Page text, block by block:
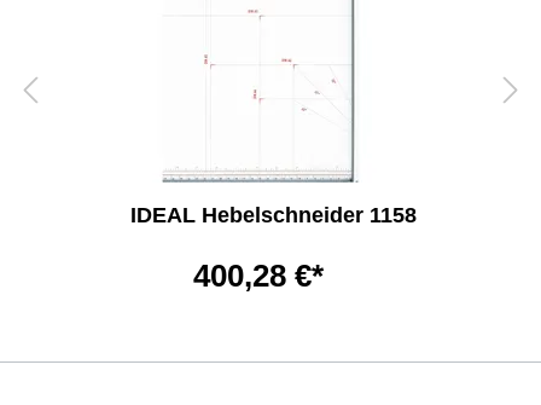
IDEAL Hebelschneider 1158
400,28 €*